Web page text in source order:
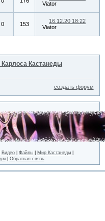
Viator
0 153
16.12.20 18:22
Viator
Карлоса Кастанеды
создать форум
Видео Файлы Мир Кастанеды
| Обратная связь